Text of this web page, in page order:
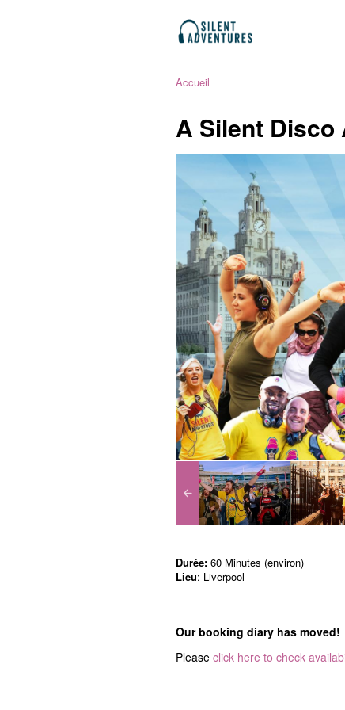
Accueil
A Silent
Durée: 60 Minutes (environ)
Lieu: Liverpool
Our booking diary has moved!
Please click here to check